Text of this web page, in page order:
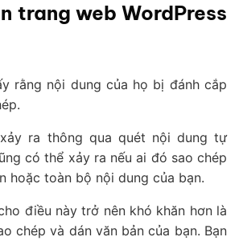
trang web WordPress
rằng nội dung của họ bị đánh cắp
ra thông qua quét nội dung tự
có thể xảy ra nếu ai đó sao chép
hoặc toàn bộ nội dung của bạn.
điều này trở nên khó khăn hơn là
chép và dán văn bản của bạn. Bạn